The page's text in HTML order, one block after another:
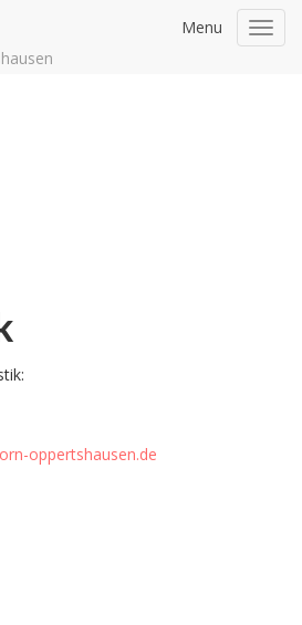
Menu
oppertshausen.de